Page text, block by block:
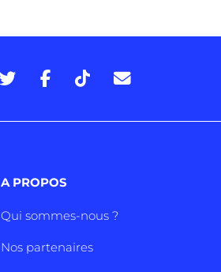
A PROPOS
Qui sommes-nous ?
Nos partenaires